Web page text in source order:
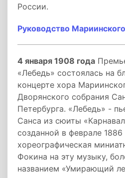
России.
Руководство
4 января 1908 года
«Лебедь» состоялась на
концерте хора
Дворянского собрания
Петербурга. «Лебедь» -
Санса из сюиты
созданной в феврале 1886
хореографическая
Фокина на эту музыку,
названием «Умирающий